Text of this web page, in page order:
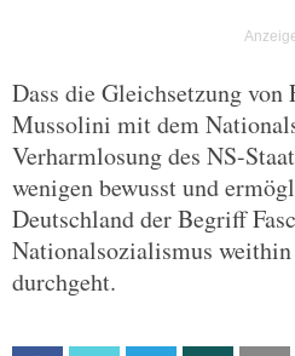
Dass die Gleichsetzung von
Mussolini mit dem
Verharmlosung des NS-
wenigen bewusst und
Deutschland der Begriff
Nationalsozialismus weithin
durchgeht.